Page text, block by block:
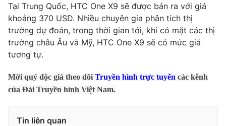
Chuyên mục khác
Emagazine Podcast
Photo
Video Shorts video
VTV Money
Tại Trung Quốc, HTC One X9 sẽ được bán ra với giá
khoảng 370 USD. Nhiều chuyên gia phân tích thị
trường dự đoán, trong thời gian tới, khi có mặt các thị
trường châu Âu và Mỹ, HTC One X9 sẽ có mức giá
tương tự.
Mời quý độc giả theo dõi Truyền hình trực tuyến các kênh
của Đài Truyền hình Việt Nam.
Tin liên quan